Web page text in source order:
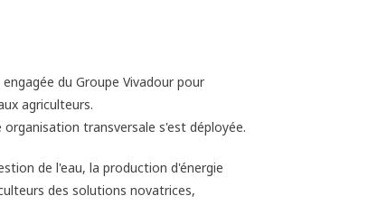
du Groupe Vivadour pour
agriculteurs.
transversale s'est déployée.
de l'eau, la production d'énergie
des solutions novatrices,